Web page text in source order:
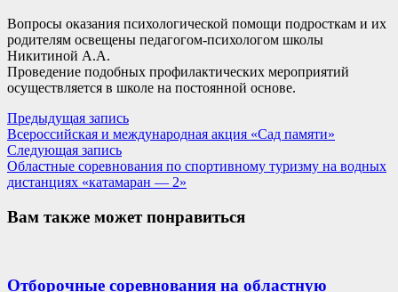
Вопросы оказания психологической помощи подросткам и их
родителям освещены педагогом-психологом школы
Никитиной А.А.
Проведение подобных профилактических мероприятий
осуществляется в школе на постоянной основе.
Навигация
по
записям
Предыдущая записьПредыдущая
запись:
Всероссийская и международная акция «Сад памяти»
Следующая записьСледующая
запись:
Областные соревнования по спортивному туризму на водных
дистанциях «катамаран — 2»
Вам также может понравиться
Отборочные соревнования на областную